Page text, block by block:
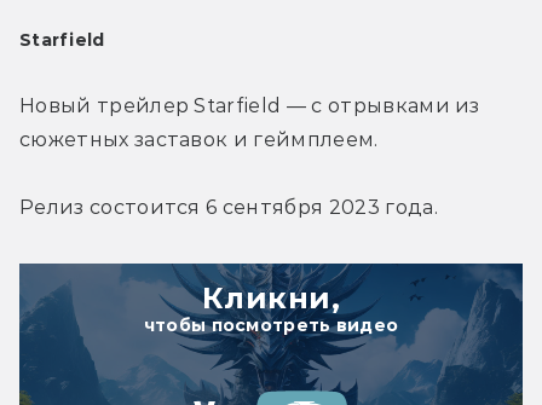
Starfield
Новый трейлер Starfield — с отрывками из
сюжетных заставок и геймплеем.
Релиз состоится 6 сентября 2023 года.
Кликни,
чтобы посмотреть видео